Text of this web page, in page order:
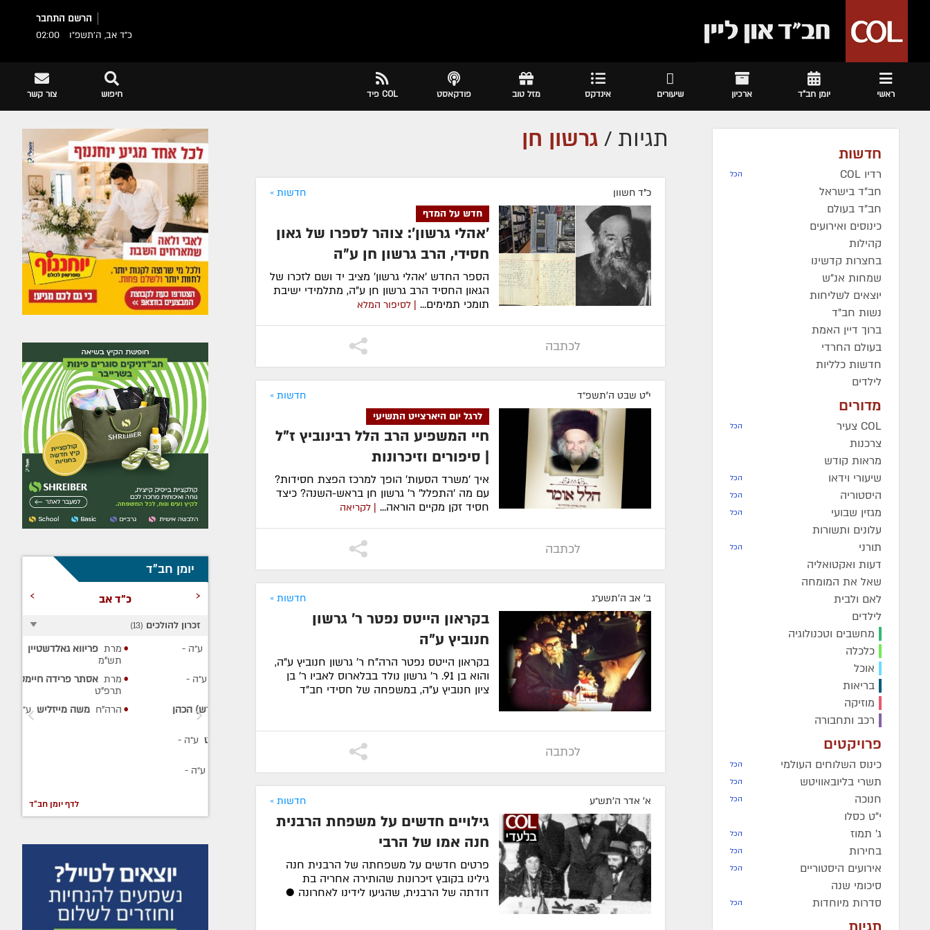
הרשם התחבר
כ"ד אב, ה׳תשפ״ו
02:00
ראשי יומן חב"ד ארכיון שיעורים אינדקס מזל טוב פודקאסט COL פיד צור קשר חיפוש
חדשות
רדיו COL הכל
חב"ד בישראל
חב"ד בעולם
כינוסים ואירועים
קהילות
בחצרות קדשינו
שמחות אנ"ש
יוצאים לשליחות
נשות חב"ד
ברוך דיין האמת
בעולם החרדי
חדשות כלליות
לילדים
מדורים
COL צעיר הכל
צרכנות
מראות קודש
שיעורי וידאו
הכל
היסטוריה הכל
מגזין שבועי הכל
עלונים ותשורות
תורני
הכל
דעות ואקטואליה
שאל את המומחה
לאם ולבית
לילדים
מחשבים וטכנולוגיה
כלכלה
אוכל
בריאות
מוזיקה
רכב ותחבורה
פרויקטים
כינוס השלוחים העולמי הכל
תשרי בליובאוויטש הכל
חנוכה הכל
י"ט כסלו
ג' תמוז
הכל
בחירות הכל
אירועים היסטוריים הכל
סיכומי שנה
סדרות מיוחדות
הכל
תגיות /גרשון חן
כ"ד חשוון
חדשות »
חדש על המדף
'אהלי גרשון': צוהר לספרו של גאון
חסידי, הרב גרשון חן ע״ה
הספר החדש 'אהלי גרשון' מציב יד ושם לזכרו של
הגאון החסיד הרב גרשון חן ע״ה, מתלמידי ישיבת
תומכי תמימים... | לסיפור המלא
לכתבה
י"ט שבט ה׳תשפ״ד
חדשות »
לרגל יום היארצייט התשיעי
חיי המשפיע הרב הלל רבינוביץ ז"ל
| סיפורים וזיכרונות
איך 'משרד הסעות' הופך למרכז הפצת חסידות?
עם מה 'התפלל' ר' גרשון חן בראש-השנה? כיצד
חסיד זקן מקיים הוראה... | לקריאה
לכתבה
ב' אב ה׳תשע״ג חדשות »
בקראון הייטס נפטר ר' גרשון
חנוביץ ע"ה
בקראון הייטס נפטר הרה"ח ר' גרשון חנוביץ ע"ה,
והוא בן 91. ר' גרשון נולד בבלארוס לאביו ר' בן
ציון חנוביץ ע"ה, במשפחה של חסידי חב"ד
לכתבה
א' אדר ה׳תש״ע חדשות »
גילויים חדשים על משפחת הרבנית
חנה אמו של הרבי
פרטים חדשים על משפחתה של הרבנית חנה
גילינו בקובץ זיכרונות שהותירה אחריה בת
דודתה של הרבנית, שהגיעו לידינו לאחרונה ●
יומן חב"ד
‹
› כ"ד אב
זכרון להולכים (
13
)
פריווא גאלדשטיין ע״ה
אסתר פרידה חיימסון ע״ה-
ע״ה- תר"ט
ר' בני בן עמי ע״ה- תשע"ז
הרה"ח חיים יונה צ'רנוחוב ע״ה -
תשע"א
הרה"ח
אברהם כ"ץ (אברמוביץ)
ע״ה- תשס"ג
הרה"ח אלכסנדר גוטמן ע״ה-
הרה"ח
- תשס"א
תשנ"ה
הרה"ח
אברהם צבי כהן
תשנ"ה
תשל"ט
הרה"ח רפאל אדרוסיער ע״ה
מרת פריווא גאלדשטיין ע״ה-
אסתר פרידה חיימסון ע״ה-
הרה"ח
משה מייזליש ע״ה- תר"ט
לדף יומן חב"ד